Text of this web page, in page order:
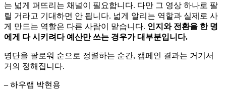
는 넓게 퍼뜨리는 채널이 필요합니다. 다만 그 영상 하나로 팔
릴 거라고 기대하면 안 됩니다. 넓게 알리는 역할과 실제로 사
게 만드는 역할은 다른 사람이 맡습니다. 인지와 전환을 한 명
에게 다 시키려다 예산만 쓰는 경우가 대부분입니다.
명단을 팔로워 순으로 정렬하는 순간, 캠페인 결과는 거기서
거의 정해집니다.
– 하우랩 박현용